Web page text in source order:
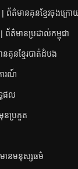
ព័ត៌មានគុនខ្មែរចុងក្រោ
ត៌មានប្រដាល់កម្ពុជា
គុនខ្មែរបាត់ដំបង
ារណ៍
ផល
នប្រកួត
ានមនុស្សធម៌